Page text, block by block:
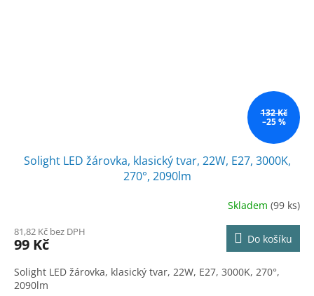
132 Kč
–25 %
Solight LED žárovka, klasický tvar, 22W, E27, 3000K,
270°, 2090lm
Skladem (99 ks)
81,82 Kč bez DPH
99 Kč Do košíku
Solight LED žárovka, klasický tvar, 22W, E27, 3000K, 270°,
2090lm